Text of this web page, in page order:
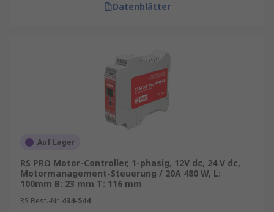
Datenblätter
Auf Lager
RS PRO Motor-Controller, 1-phasig, 12V dc, 24 V dc,
Motormanagement-Steuerung / 20A 480 W, L:
100mm B: 23 mm T: 116 mm
RS Best.-Nr. 434-544